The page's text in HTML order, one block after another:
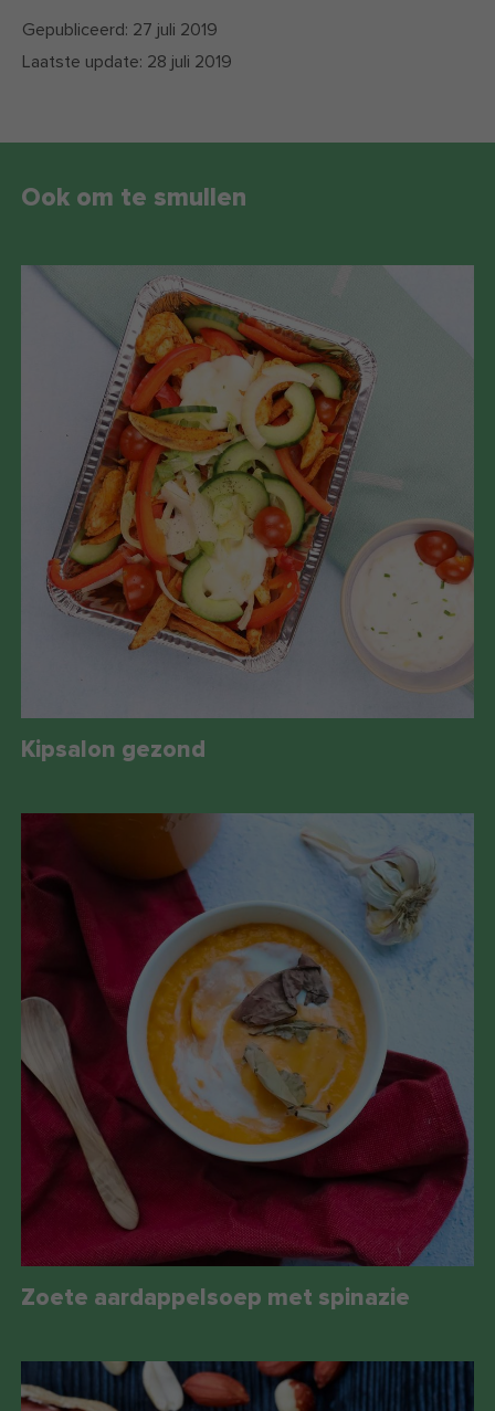
Gepubliceerd: 27 juli 2019
Laatste update: 28 juli 2019
Ook om te smullen
Kipsalon gezond
Zoete aardappelsoep met spinazie